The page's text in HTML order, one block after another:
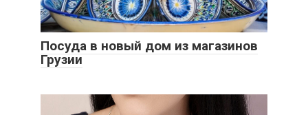
Посуда в новый дом из магазинов
Грузии